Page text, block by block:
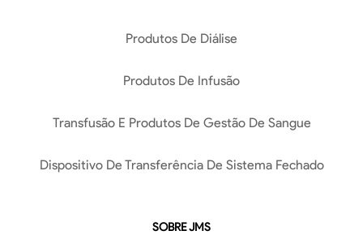
Produtos De Diálise
Produtos De Infusão
Transfusão E Produtos De Gestão De Sangue
Dispositivo De Transferência De Sistema Fechado
SOBRE JMS